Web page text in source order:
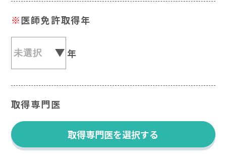
※医師免許取得年
年
取得専門医
取得専門医を選択する